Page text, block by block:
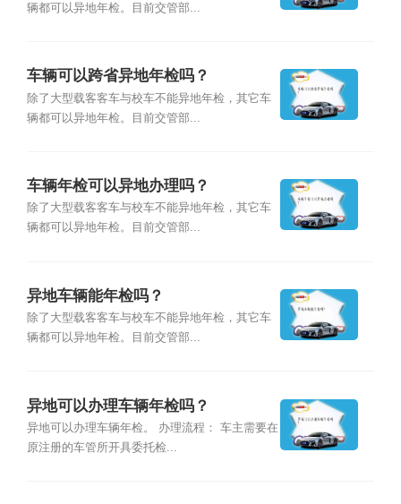
辆都可以异地年检。目前交管部...
车辆可以跨省异地年检吗？
除了大型载客客车与校车不能异地年检，其它车
辆都可以异地年检。目前交管部...
车辆年检可以异地办理吗？
除了大型载客客车与校车不能异地年检，其它车
辆都可以异地年检。目前交管部...
异地车辆能年检吗？
除了大型载客客车与校车不能异地年检，其它车
辆都可以异地年检。目前交管部...
异地可以办理车辆年检吗？
异地可以办理车辆年检。 办理流程： 车主需要在
原注册的车管所开具委托检...